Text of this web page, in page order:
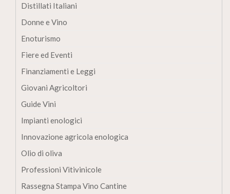
Distillati Italiani
Donne e Vino
Enoturismo
Fiere ed Eventi
Finanziamenti e Leggi
Giovani Agricoltori
Guide Vini
Impianti enologici
Innovazione agricola enologica
Olio di oliva
Professioni Vitivinicole
Rassegna Stampa Vino Cantine